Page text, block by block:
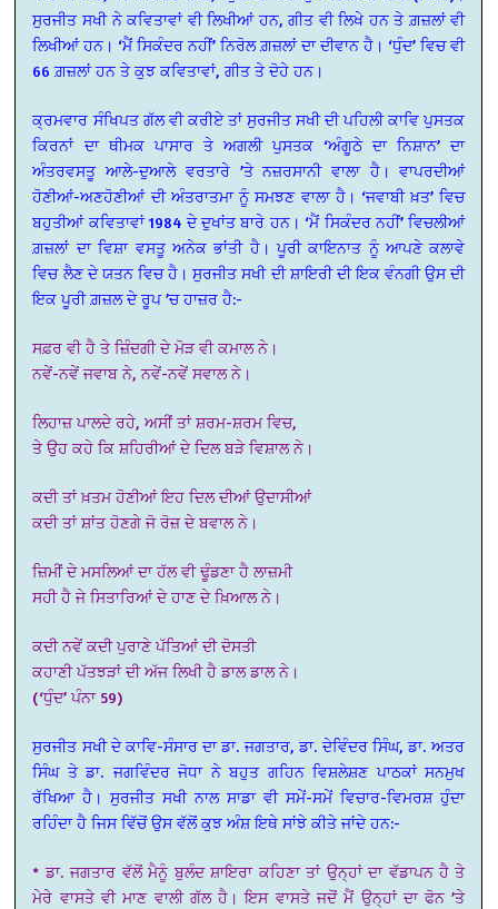
ਸੁਰਜੀਤ ਸਖੀ ਨੇ ਕਵਿਤਾਵਾਂ ਵੀ ਲਿਖੀਆਂ ਹਨ, ਗੀਤ ਵੀ ਲਿਖੇ ਹਨ ਤੇ ਗ਼ਜ਼ਲਾਂ ਵੀ
ਲਿਖੀਆਂ ਹਨ। ‘ਮੈਂ ਸਿਕੰਦਰ ਨਹੀਂ’ ਨਿਰੋਲ ਗ਼ਜ਼ਲਾਂ ਦਾ ਦੀਵਾਨ ਹੈ। ‘ਧੁੰਦ’ ਵਿਚ ਵੀ
66 ਗ਼ਜ਼ਲਾਂ ਹਨ ਤੇ ਕੁਝ ਕਵਿਤਾਵਾਂ, ਗੀਤ ਤੇ ਦੋਹੇ ਹਨ।
ਕ੍ਰਮਵਾਰ ਸੰਖਿਪਤ ਗੱਲ ਵੀ ਕਰੀਏ ਤਾਂ ਸੁਰਜੀਤ ਸਖੀ ਦੀ ਪਹਿਲੀ ਕਾਵਿ ਪੁਸਤਕ
ਕਿਰਨਾਂ ਦਾ ਥੀਮਕ ਪਾਸਾਰ ਤੇ ਅਗਲੀ ਪੁਸਤਕ ‘ਅੰਗੂਠੇ ਦਾ ਨਿਸ਼ਾਨ’ ਦਾ
ਅੰਤਰਵਸਤੂ ਆਲੇ-ਦੁਆਲੇ ਵਰਤਾਰੇ ’ਤੇ ਨਜ਼ਰਸਾਨੀ ਵਾਲਾ ਹੈ। ਵਾਪਰਦੀਆਂ
ਹੋਣੀਆਂ-ਅਣਹੋਣੀਆਂ ਦੀ ਅੰਤਰਾਤਮਾ ਨੂੰ ਸਮਝਣ ਵਾਲਾ ਹੈ। ‘ਜਵਾਬੀ ਖ਼ਤ’ ਵਿਚ
ਬਹੁਤੀਆਂ ਕਵਿਤਾਵਾਂ 1984 ਦੇ ਦੁਖਾਂਤ ਬਾਰੇ ਹਨ। ‘ਮੈਂ ਸਿਕੰਦਰ ਨਹੀਂ’ ਵਿਚਲੀਆਂ
ਗ਼ਜ਼ਲਾਂ ਦਾ ਵਿਸ਼ਾ ਵਸਤੂ ਅਨੇਕ ਭਾਂਤੀ ਹੈ। ਪੂਰੀ ਕਾਇਨਾਤ ਨੂੰ ਆਪਣੇ ਕਲਾਵੇ
ਵਿਚ ਲੈਣ ਦੇ ਯਤਨ ਵਿਚ ਹੈ। ਸੁਰਜੀਤ ਸਖੀ ਦੀ ਸ਼ਾਇਰੀ ਦੀ ਇਕ ਵੰਨਗੀ ਉਸ ਦੀ
ਇਕ ਪੂਰੀ ਗ਼ਜ਼ਲ ਦੇ ਰੂਪ ’ਚ ਹਾਜ਼ਰ ਹੈ:-
ਸਫ਼ਰ ਵੀ ਹੈ ਤੇ ਜ਼ਿੰਦਗੀ ਦੇ ਮੋੜ ਵੀ ਕਮਾਲ ਨੇ।
ਨਵੇਂ-ਨਵੇਂ ਜਵਾਬ ਨੇ, ਨਵੇਂ-ਨਵੇਂ ਸਵਾਲ ਨੇ।
ਲਿਹਾਜ਼ ਪਾਲਦੇ ਰਹੇ, ਅਸੀਂ ਤਾਂ ਸ਼ਰਮ-ਸ਼ਰਮ ਵਿਚ,
ਤੇ ਉਹ ਕਹੇ ਕਿ ਸ਼ਹਿਰੀਆਂ ਦੇ ਦਿਲ ਬੜੇ ਵਿਸ਼ਾਲ ਨੇ।
ਕਦੀ ਤਾਂ ਖ਼ਤਮ ਹੋਣੀਆਂ ਇਹ ਦਿਲ ਦੀਆਂ ਉਦਾਸੀਆਂ
ਕਦੀ ਤਾਂ ਸ਼ਾਂਤ ਹੋਣਗੇ ਜੋ ਰੋਜ਼ ਦੇ ਬਵਾਲ ਨੇ।
ਜ਼ਿਮੀਂ ਦੇ ਮਸਲਿਆਂ ਦਾ ਹੱਲ ਵੀ ਢੂੰਡਣਾ ਹੈ ਲਾਜ਼ਮੀ
ਸਹੀ ਹੈ ਜੇ ਸਿਤਾਰਿਆਂ ਦੇ ਹਾਣ ਦੇ ਖ਼ਿਆਲ ਨੇ।
ਕਦੀ ਨਵੇਂ ਕਦੀ ਪੁਰਾਣੇ ਪੱਤਿਆਂ ਦੀ ਦੋਸਤੀ
ਕਹਾਣੀ ਪੱਤਝੜਾਂ ਦੀ ਅੱਜ ਲਿਖੀ ਹੈ ਡਾਲ ਡਾਲ ਨੇ।
(‘ਧੁੰਦ’ ਪੰਨਾ 59)
ਸੁਰਜੀਤ ਸਖੀ ਦੇ ਕਾਵਿ-ਸੰਸਾਰ ਦਾ ਡਾ. ਜਗਤਾਰ, ਡਾ. ਦੇਵਿੰਦਰ ਸਿੰਘ, ਡਾ. ਅਤਰ
ਸਿੰਘ ਤੇ ਡਾ. ਜਗਵਿੰਦਰ ਜੋਧਾ ਨੇ ਬਹੁਤ ਗਹਿਨ ਵਿਸ਼ਲੇਸ਼ਣ ਪਾਠਕਾਂ ਸਨਮੁਖ
ਰੱਖਿਆ ਹੈ। ਸੁਰਜੀਤ ਸਖੀ ਨਾਲ ਸਾਡਾ ਵੀ ਸਮੇਂ-ਸਮੇਂ ਵਿਚਾਰ-ਵਿਮਰਸ਼ ਹੁੰਦਾ
ਰਹਿੰਦਾ ਹੈ ਜਿਸ ਵਿੱਚੋਂ ਉਸ ਵੱਲੋਂ ਕੁਝ ਅੰਸ਼ ਇਥੇ ਸਾਂਝੇ ਕੀਤੇ ਜਾਂਦੇ ਹਨ:-
* ਡਾ. ਜਗਤਾਰ ਵੱਲੋਂ ਮੈਨੂੰ ਬੁਲੰਦ ਸ਼ਾਇਰਾ ਕਹਿਣਾ ਤਾਂ ਉਨ੍ਹਾਂ ਦਾ ਵੱਡਾਪਨ ਹੈ ਤੇ
ਮੇਰੇ ਵਾਸਤੇ ਵੀ ਮਾਣ ਵਾਲੀ ਗੱਲ ਹੈ। ਇਸ ਵਾਸਤੇ ਜਦੋਂ ਮੈਂ ਉਨ੍ਹਾਂ ਦਾ ਫੋਨ ’ਤੇ